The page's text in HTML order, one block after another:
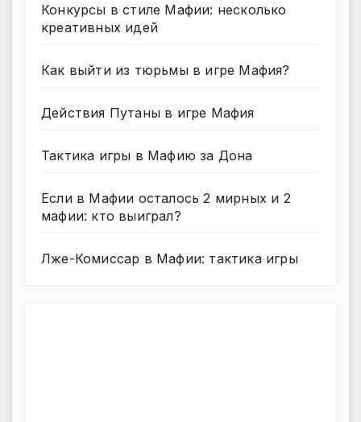
Конкурсы в стиле Мафии: несколько
креативных идей
Как выйти из тюрьмы в игре Мафия?
Действия Путаны в игре Мафия
Тактика игры в Мафию за Дона
Если в Мафии осталось 2 мирных и 2
мафии: кто выиграл?
Лже-Комиссар в Мафии: тактика игры